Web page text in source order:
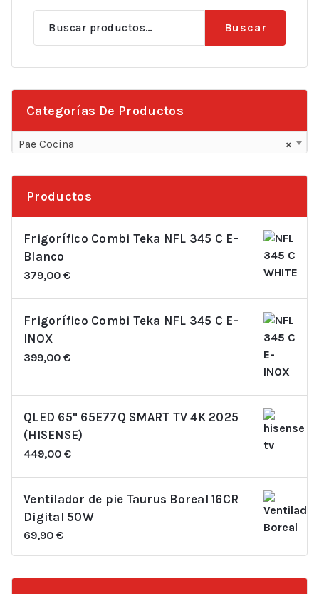
Buscar
Buscar
Categorías De Productos
×
Pae Cocina
Productos
Frigorífico Combi Teka NFL 345 C E-
Blanco
379,00 €
Frigorífico Combi Teka NFL 345 C E-
INOX
399,00 €
QLED 65" 65E77Q SMART TV 4K 2025
(HISENSE)
449,00 €
Ventilador de pie Taurus Boreal 16CR
Digital 50W
69,90 €